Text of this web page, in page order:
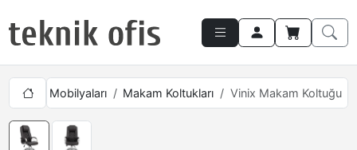
Makam Mobilyaları Makam Koltukları Vinix Makam Koltuğu